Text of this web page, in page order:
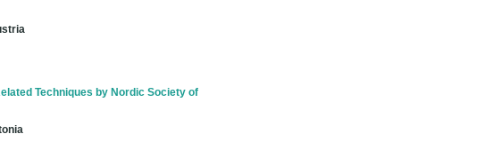
Techniques by Nordic Society of